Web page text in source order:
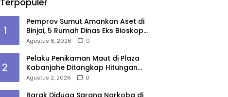
1
Pemprov Sumut Amankan Aset di
Binjai, 5 Rumah Dinas Eks Bioskop
Ria Dibongkar
Agustus 6, 2026 0
2
Pelaku Penikaman Maut di Plaza
Kabanjahe Ditangkap Hitungan
Menit, Polisi Dalami Motif
Agustus 2, 2026 0